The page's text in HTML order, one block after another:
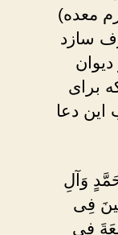
معده)
سازد
برای
این دعا
وَآلِ
فِى
فِى